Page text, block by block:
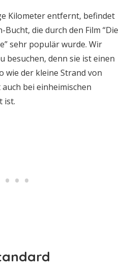
Kilometer entfernt, befindet
die durch den Film “Die
sehr populär wurde. Wir
besuchen, denn sie ist einen
wie der kleine Strand von
bei einheimischen
ist.